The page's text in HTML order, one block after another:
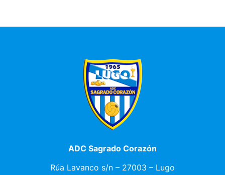
ADC Sagrado Corazón
Rúa Lavanco s/n – 27003 – Lugo